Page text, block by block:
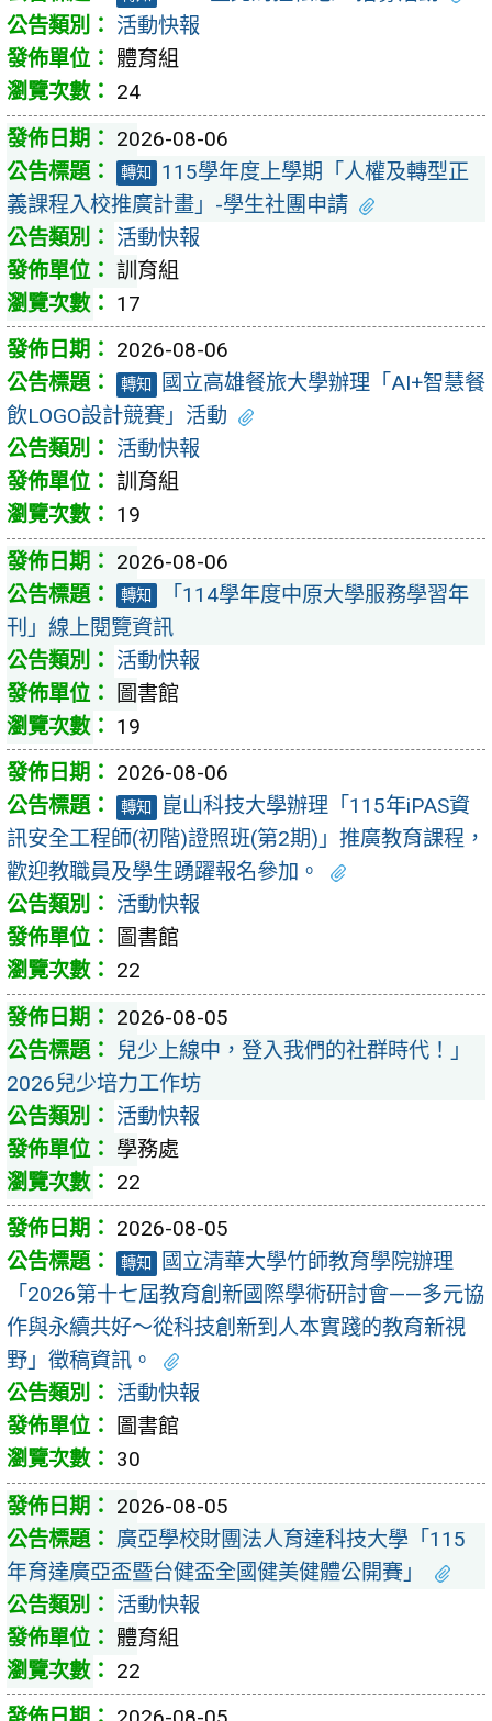
活動快報
體育組
24
2026-08-06
轉知
115學年度上學期「人權及轉型正
義課程入校推廣計畫」-學生社團申請
活動快報
訓育組
17
2026-08-06
轉知
國立高雄餐旅大學辦理「AI+智慧餐
飲LOGO設計競賽」活動
活動快報
訓育組
19
2026-08-06
轉知
「114學年度中原大學服務學習年
刊」線上閱覽資訊
活動快報
圖書館
19
2026-08-06
轉知
崑山科技大學辦理「115年iPAS資
訊安全工程師(初階)證照班(第2期)」推廣教育課程，
歡迎教職員及學生踴躍報名參加。
活動快報
圖書館
22
2026-08-05
兒少上線中，登入我們的社群時代！」
2026兒少培力工作坊
活動快報
學務處
22
2026-08-05
轉知
國立清華大學竹師教育學院辦理
「2026第十七屆教育創新國際學術研討會——多元協
作與永續共好～從科技創新到人本實踐的教育新視
野」徵稿資訊。
活動快報
圖書館
30
2026-08-05
廣亞學校財團法人育達科技大學「115
年育達廣亞盃暨台健盃全國健美健體公開賽」
活動快報
體育組
22